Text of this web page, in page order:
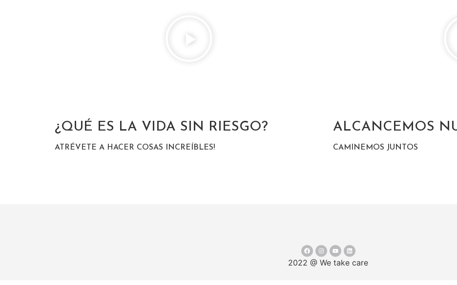
¿QUÉ ES LA VIDA SIN RIESGO?
ATRÉVETE A HACER COSAS INCREÍBLES!
ALCANCEMOS
CAMINEMOS JUNTOS
2022 @ We take care